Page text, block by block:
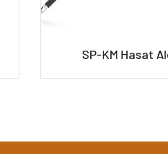
SP-KM Hasat